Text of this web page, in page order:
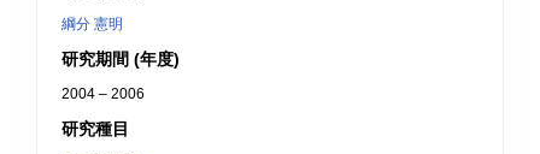
綱分 憲明
研究期間 (年度)
2004 – 2006
研究種目